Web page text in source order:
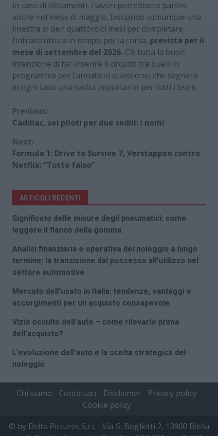
In caso di slittamenti, i lavori potrebbero partire
anche nel mese di maggio, lasciando comunque una
finestra di ben quattordici mesi per completare
l’infrastruttura in tempo per la corsa, prevista per il
mese di settembre del 2026. C’è tutta la buon
intenzione di far inserire il circuito tra quelli in
programma per l’annata in questione, che segnerà
in ogni caso una svolta importante per tutti i team.
Continue
Reading
Previous:
Cadillac, sei piloti per due sedili: i nomi
Next:
Formula 1: Drive to Survive 7, Verstappen contro
Netflix: “Tutto falso”
ARTICOLI RECENTI
Significato delle misure degli pneumatici: come
leggere il fianco della gomma
Analisi finanziaria e operativa del noleggio a lungo
termine: la transizione dal possesso all’utilizzo nel
settore automotive
Mercato dell’usato in Italia: tendenze, vantaggi e
accorgimenti per un acquisto consapevole
Vizio occulto dell’auto – come rilevarlo prima
dell’acquisto?
L’evoluzione dell’auto e la scelta strategica del
noleggio
Chi siamo Contattaci Disclaimer
Privacy policy
Cookie policy
© by Delta Pictures S.r.l. - Via G. Boglietti 2, 13900 Biella